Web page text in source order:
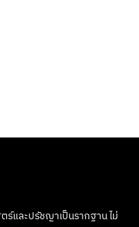
และปรัชญาเป็นรากฐาน ไม่